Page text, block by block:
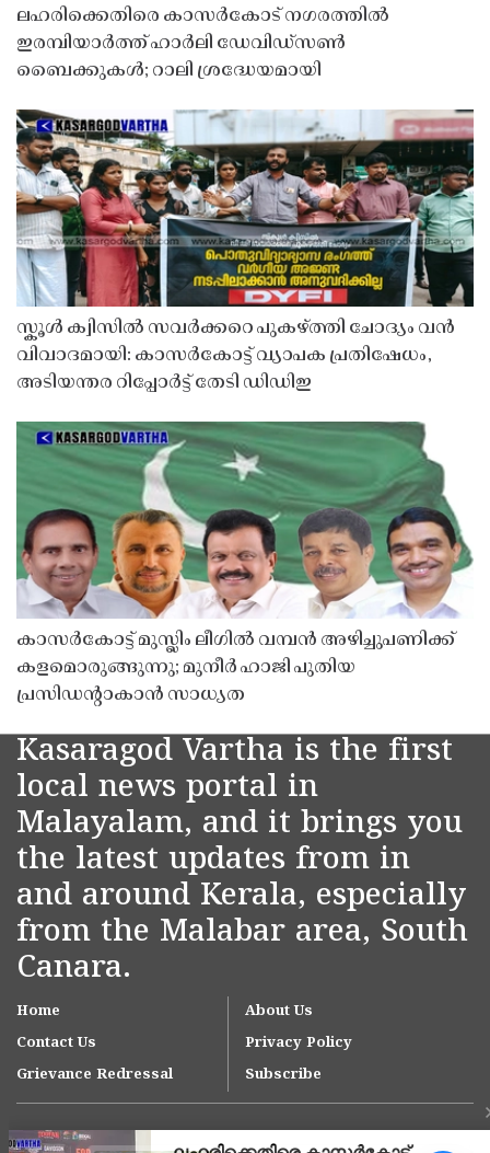
ലഹരിക്കെതിരെ കാസർകോട് നഗരത്തിൽ
ഇരമ്പിയാർത്ത് ഹാർലി ഡേവിഡ്‌സൺ
ബൈക്കുകൾ; റാലി ശ്രദ്ധേയമായി
സ്കൂൾ ക്വിസിൽ സവർക്കറെ പുകഴ്ത്തി ചോദ്യം വൻ
വിവാദമായി: കാസർകോട്ട് വ്യാപക പ്രതിഷേധം,
അടിയന്തര റിപ്പോർട്ട് തേടി ഡിഡിഇ
കാസർകോട്ട് മുസ്ലിം ലീഗിൽ വമ്പൻ അഴിച്ചുപണിക്ക്
കളമൊരുങ്ങുന്നു; മുനീർ ഹാജി പുതിയ
പ്രസിഡൻ്റാകാൻ സാധ്യത
Kasaragod Vartha is the first
local news portal in
Malayalam, and it brings you
the latest updates from in
and around Kerala, especially
from the Malabar area, South
Canara.
Home
About Us
Contact Us
Privacy Policy
Grievance Redressal
Subscribe